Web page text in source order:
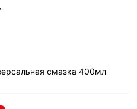
смазка 400мл